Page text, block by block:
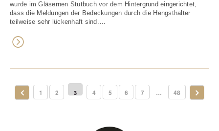
wurde im Gläsernen Stutbuch vor dem Hintergrund eingerichtet,
dass die Meldungen der Bedeckungen durch die Hengsthalter
teilweise sehr lückenhaft sind.…
1 2 3 4 5 6 7 … 48